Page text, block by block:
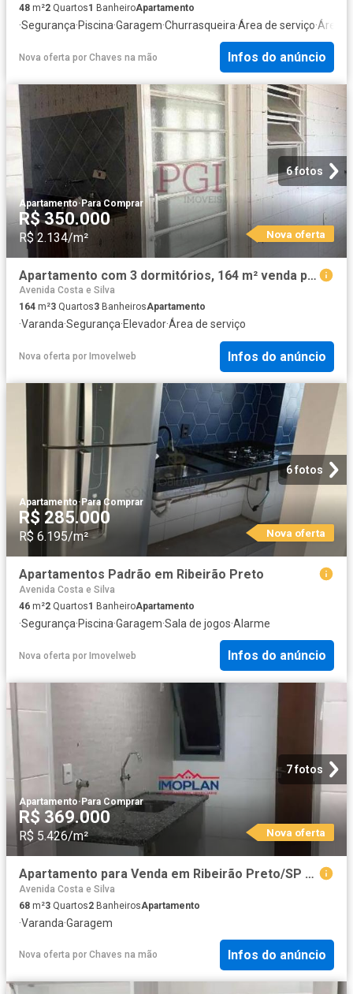
48 m²2 Quartos1 BanheiroApartamento
·Segurança·Piscina·Garagem·Churrasqueira·Área de serviço·Área
Nova oferta por Chaves na mão Infos do anúncio
6 fotos
Apartamento·Para Comprar
R$ 350.000
R$ 2.134/m² Nova oferta
Apartamento com 3 dormitórios, 164 m² venda por R$ 350.000 ou aluguel por R$ 3.180/mês Centro
Avenida Costa e Silva
164 m²3 Quartos3 BanheirosApartamento
·Varanda·Segurança·Elevador·Área de serviço
Nova oferta por Imovelweb Infos do anúncio
6 fotos
Apartamento· Para Comprar
R$ 285.000
R$ 6.195/m² Nova oferta
Apartamentos Padrão em Ribeirão Preto
Avenida Costa e Silva
46 m²2 Quartos1 BanheiroApartamento
·Segurança·Piscina·Garagem·Sala de jogos·Alarme
Nova oferta por Imovelweb Infos do anúncio
7 fotos
Apartamento·Para Comprar
R$ 369.000
R$ 5.426/m² Nova oferta
Apartamento para Venda em Ribeirão Preto/SP Centro 3 Quartos
Avenida Costa e Silva
68 m²3 Quartos2 BanheirosApartamento
·Varanda·Garagem
Nova oferta por Chaves na mão Infos do anúncio